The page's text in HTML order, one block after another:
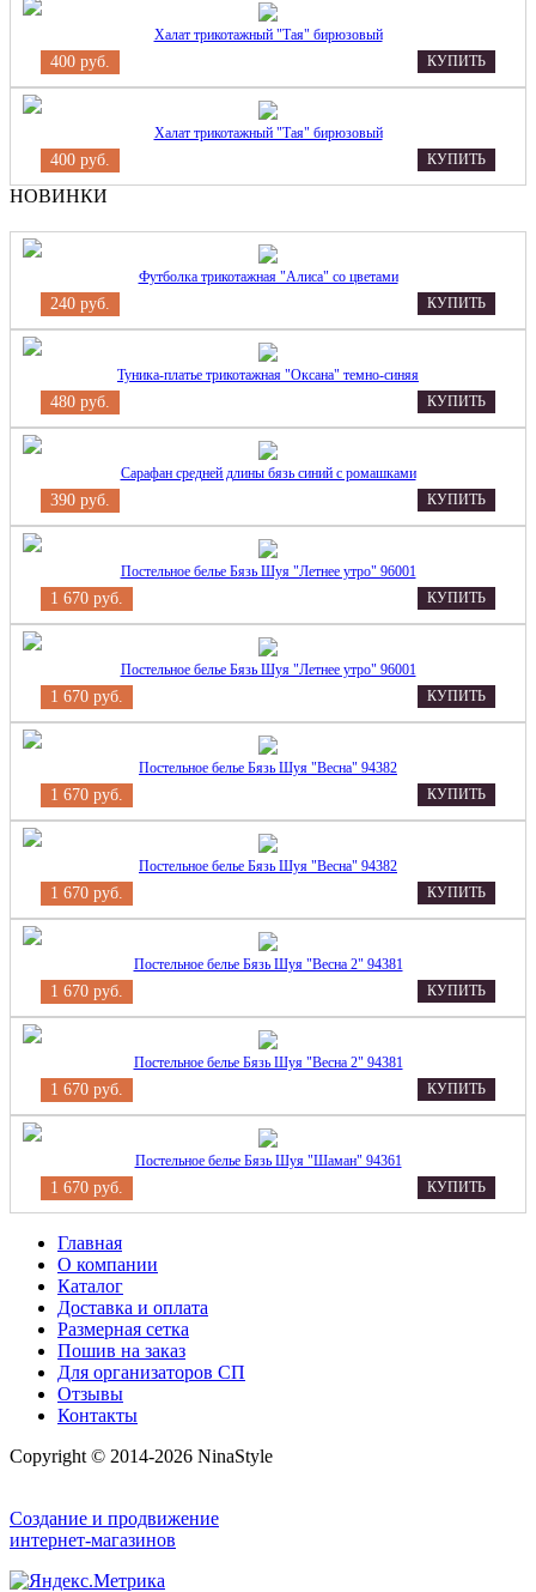
Халат трикотажный "Тая" бирюзовый
400 руб. КУПИТЬ
Халат трикотажный "Тая" бирюзовый
400 руб. КУПИТЬ
НОВИНКИ
Футболка трикотажная "Алиса" со цветами
240 руб. КУПИТЬ
Туника-платье трикотажная "Оксана" темно-синяя
480 руб. КУПИТЬ
Сарафан средней длины бязь синий с ромашками
390 руб. КУПИТЬ
Постельное белье Бязь Шуя "Летнее утро" 96001
1 670 руб. КУПИТЬ
Постельное белье Бязь Шуя "Летнее утро" 96001
1 670 руб. КУПИТЬ
Постельное белье Бязь Шуя "Весна" 94382
1 670 руб. КУПИТЬ
Постельное белье Бязь Шуя "Весна" 94382
1 670 руб. КУПИТЬ
Постельное белье Бязь Шуя "Весна 2" 94381
1 670 руб. КУПИТЬ
Постельное белье Бязь Шуя "Весна 2" 94381
1 670 руб. КУПИТЬ
Постельное белье Бязь Шуя "Шаман" 94361
1 670 руб. КУПИТЬ
Главная
О компании
Каталог
Доставка и оплата
Размерная сетка
Пошив на заказ
Для организаторов СП
Отзывы
Контакты
Copyright © 2014-2026 NinaStyle
Создание и продвижение
интернет-магазинов